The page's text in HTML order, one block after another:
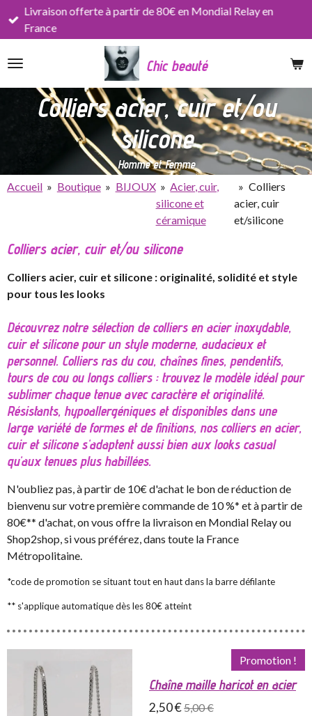
Passer
principal
Chic beauté
Livraison offerte à partir de 80€ en Mondial Relay en
France
Colliers acier, cuir et/ou
silicone
Homme et Femme
Accueil » Boutique » BIJOUX » Acier, cuir,
silicone et
céramique
» Colliers
acier, cuir
et/silicone
Colliers acier, cuir et/ou silicone
Colliers acier, cuir et silicone : originalité, solidité et style
pour tous les looks
Découvrez notre sélection de colliers en acier inoxydable,
cuir et silicone pour un style moderne, audacieux et
personnel. Colliers ras du cou, chaînes fines, pendentifs,
tours de cou ou longs colliers : trouvez le modèle idéal pour
sublimer chaque tenue avec caractère et originalité.
Résistants, hypoallergéniques et disponibles dans une
large variété de formes et de finitions, nos colliers en acier,
cuir et silicone s'adaptent aussi bien aux looks casual
qu'aux tenues plus habillées.
N'oubliez pas, à partir de 10€ d'achat le bon de réduction de
bienvenu sur votre première commande de 10 %* et à partir de
80€** d'achat, on vous offre la livraison en Mondial Relay ou
Shop2shop, si vous préférez, dans toute la France
Métropolitaine.
*code de promotion se situant tout en haut dans la barre défilante
** s'applique automatique dès les 80€ atteint
Promotion !
Chaîne maille haricot en acier
2,50 €5,00 €